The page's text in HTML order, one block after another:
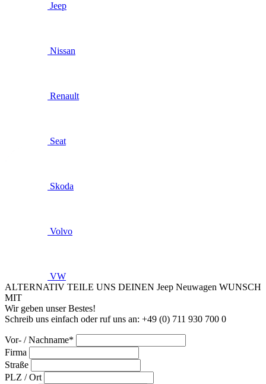
Jeep
Nissan
Renault
Seat
Skoda
Volvo
VW
ALTERNATIV TEILE UNS DEINEN Jeep Neuwagen WUNSCH
MIT
Wir geben unser Bestes!
Schreib uns einfach oder ruf uns an: +49 (0) 711 930 700 0
Vor- / Nachname*
Firma
Straße
PLZ / Ort